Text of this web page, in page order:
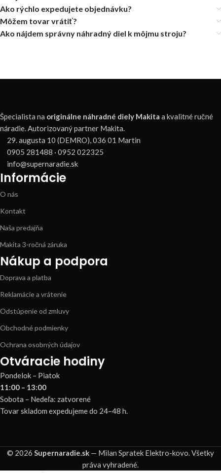
Ako rýchlo expedujete objednávku?
Môžem tovar vrátiť?
Ako nájdem správny náhradný diel k môjmu stroju?
Špecialista na originálne náhradné diely Makita a kvalitné ručné
náradie. Autorizovaný partner Makita.
29. augusta 10 (DEMRO), 036 01 Martin
0905 281488 · 0952 022325
info@supernaradie.sk
Informácie
O nás
Kontakt
Naša predajňa
Makita 3-ročná záruka
Nákup a podpora
Doprava a platba
Reklamácie a vrátenie
Odstúpenie od zmluvy
Obchodné podmienky
Ochrana osobných údajov
Otváracie hodiny
Pondelok – Piatok
11:00 – 13:00
Sobota – Nedeľa: zatvorené
Tovar skladom expedujeme do 24–48 h.
© 2026 Supernaradie.sk — Milan Spratek Elektro-kovo. Všetky
práva vyhradené.